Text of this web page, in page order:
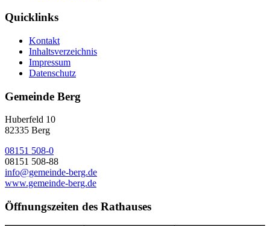
Quicklinks
Kontakt
Inhaltsverzeichnis
Impressum
Datenschutz
Gemeinde Berg
Huberfeld 10
82335 Berg
08151 508-0
08151 508-88
info@gemeinde-berg.de
www.gemeinde-berg.de
Öffnungszeiten des Rathauses